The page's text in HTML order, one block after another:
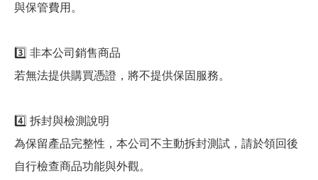
與保管費用。
3️⃣ 非本公司銷售商品
若無法提供購買憑證，將不提供保固服務。
4️⃣ 拆封與檢測說明
為保留產品完整性，本公司不主動拆封測試，請於領回後
自行檢查商品功能與外觀。